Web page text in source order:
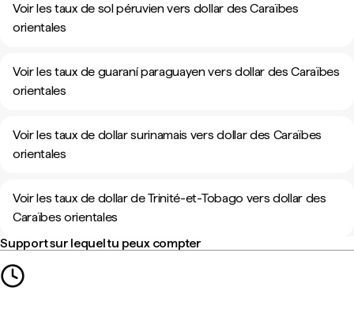
Voir les taux de sol péruvien vers dollar des Caraïbes
orientales
Voir les taux de guaraní paraguayen vers dollar des Caraïbes
orientales
Voir les taux de dollar surinamais vers dollar des Caraïbes
orientales
Voir les taux de dollar de Trinité-et-Tobago vers dollar des
Caraïbes orientales
Support sur lequel tu peux compter